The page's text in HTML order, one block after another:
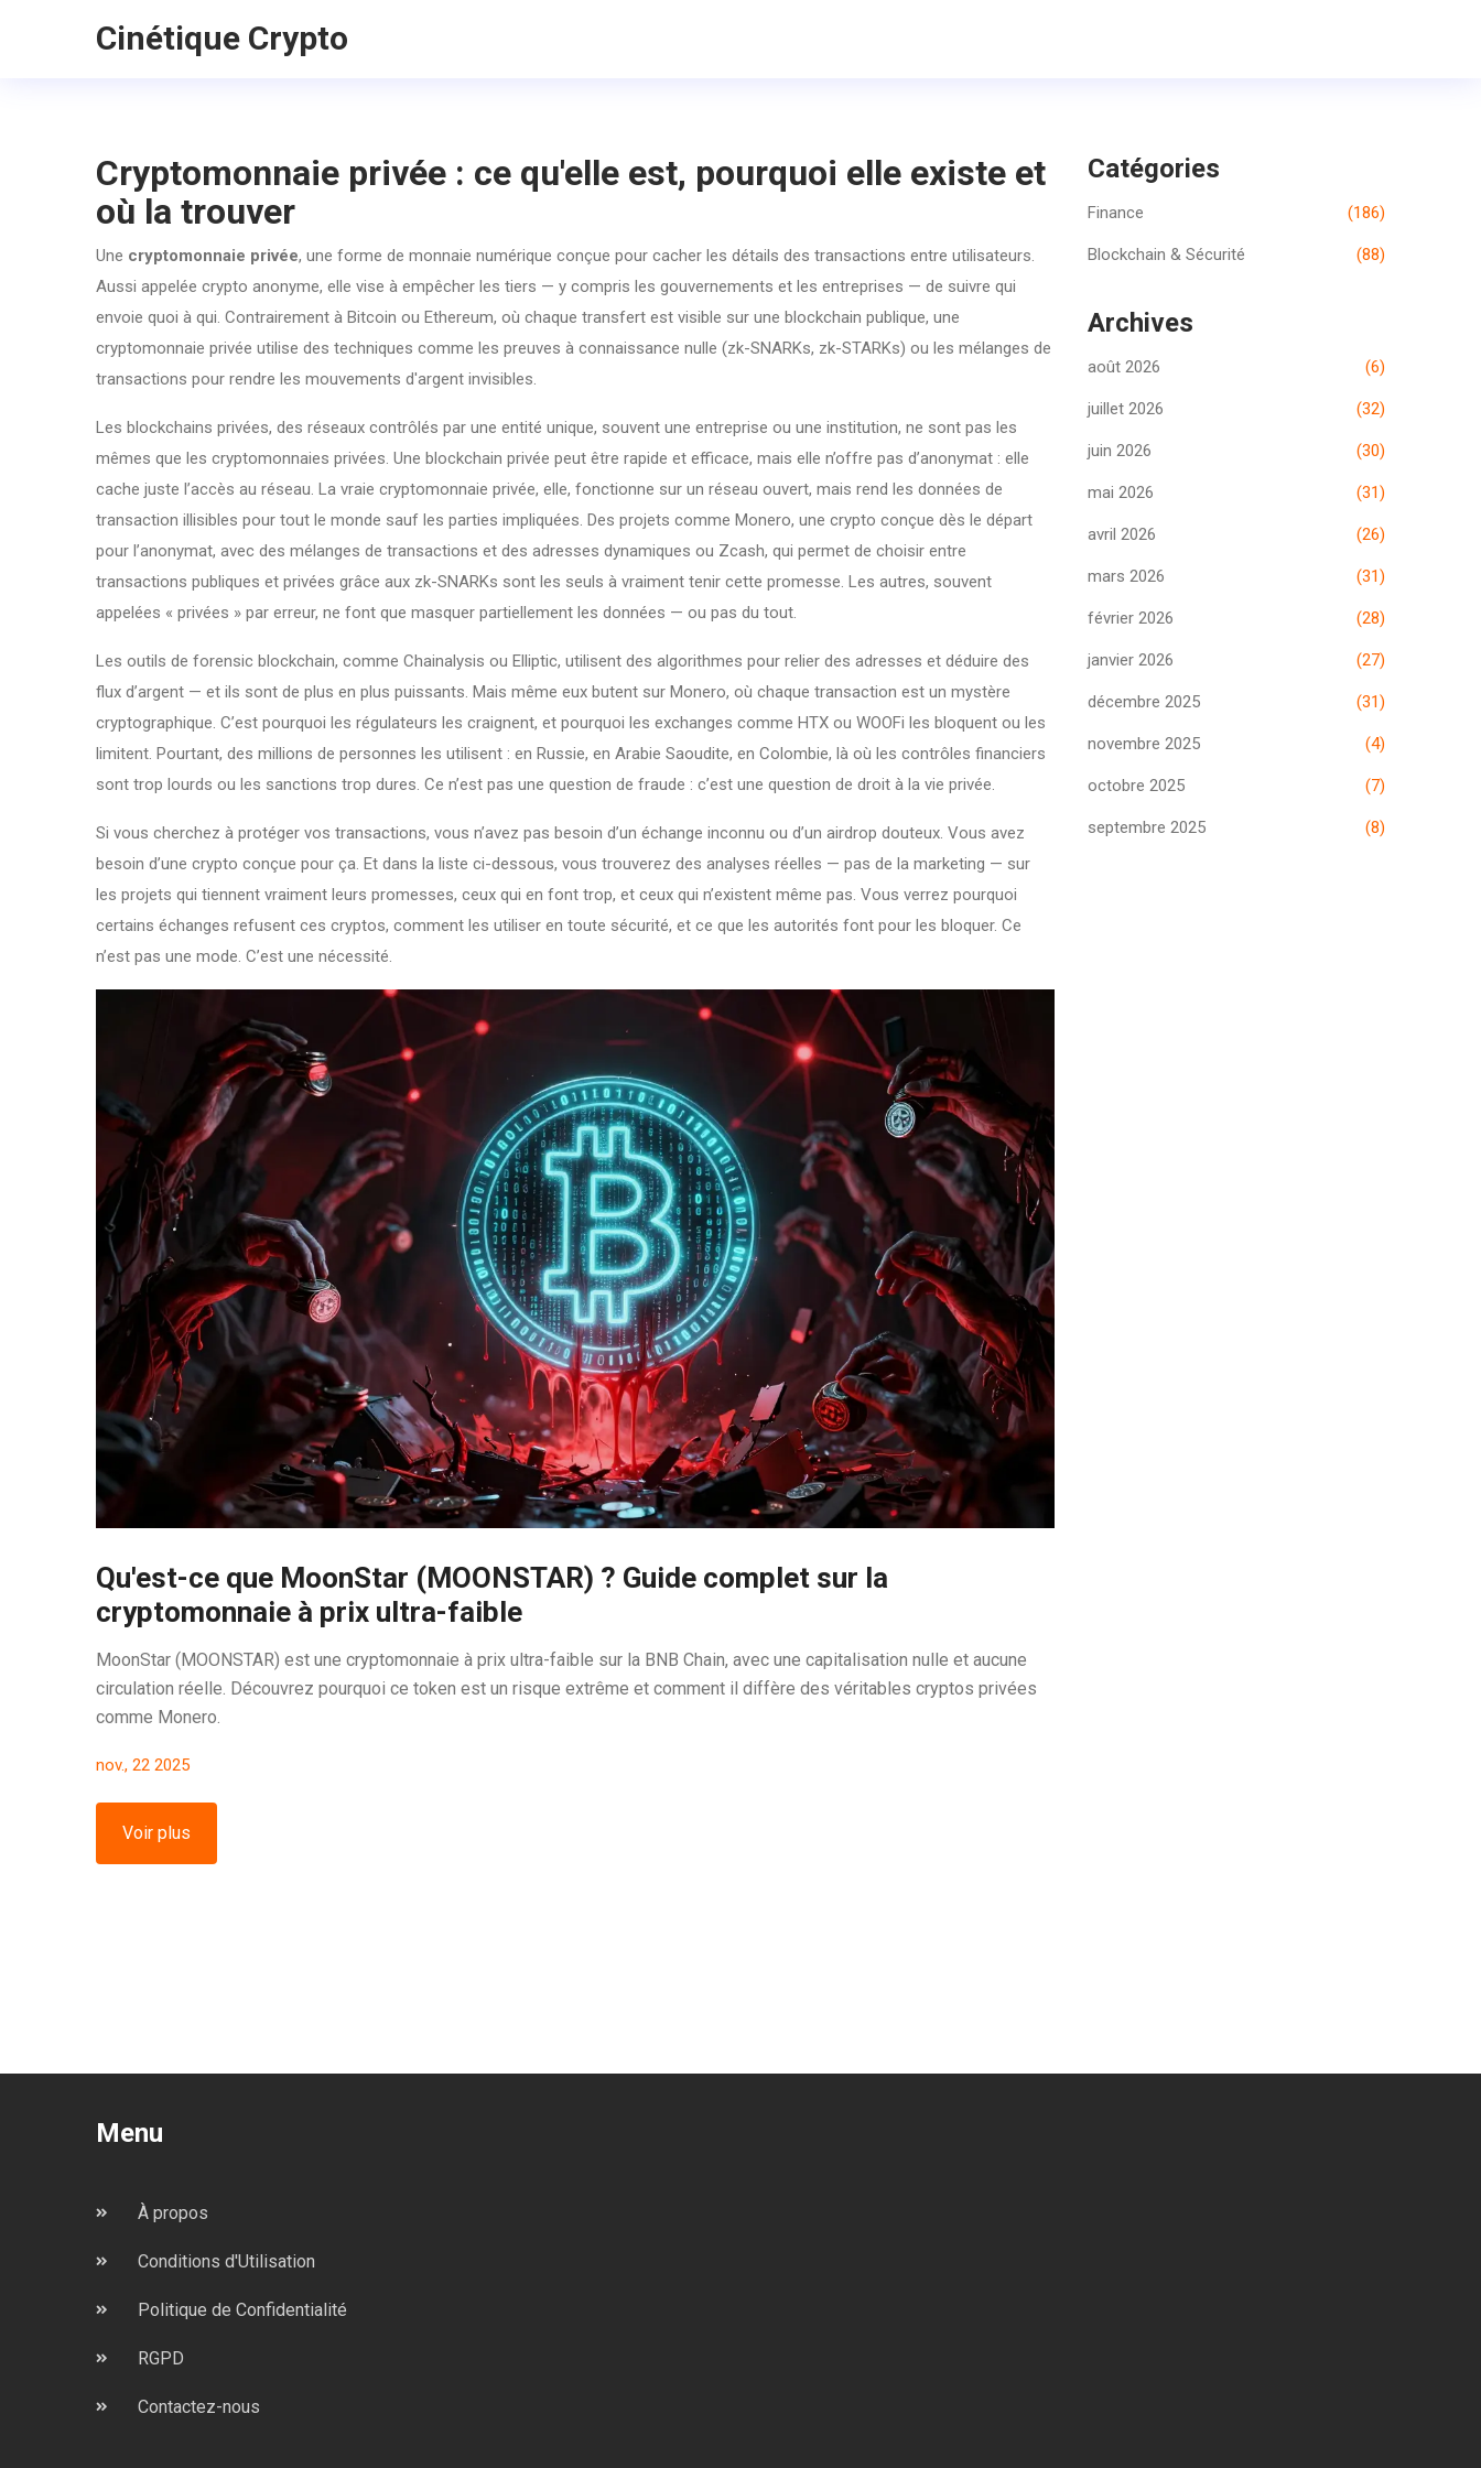
Cinétique Crypto
Cryptomonnaie privée : ce qu'elle est, pourquoi elle existe et
où la trouver
Une cryptomonnaie privée, une forme de monnaie numérique conçue pour cacher les détails des transactions entre utilisateurs.
Aussi appelée crypto anonyme, elle vise à empêcher les tiers — y compris les gouvernements et les entreprises — de suivre qui
envoie quoi à qui. Contrairement à Bitcoin ou Ethereum, où chaque transfert est visible sur une blockchain publique, une
cryptomonnaie privée utilise des techniques comme les preuves à connaissance nulle (zk-SNARKs, zk-STARKs) ou les mélanges de
transactions pour rendre les mouvements d'argent invisibles.
Les blockchains privées, des réseaux contrôlés par une entité unique, souvent une entreprise ou une institution, ne sont pas les
mêmes que les cryptomonnaies privées. Une blockchain privée peut être rapide et efficace, mais elle n’offre pas d’anonymat : elle
cache juste l’accès au réseau. La vraie cryptomonnaie privée, elle, fonctionne sur un réseau ouvert, mais rend les données de
transaction illisibles pour tout le monde sauf les parties impliquées. Des projets comme Monero, une crypto conçue dès le départ
pour l’anonymat, avec des mélanges de transactions et des adresses dynamiques ou Zcash, qui permet de choisir entre
transactions publiques et privées grâce aux zk-SNARKs sont les seuls à vraiment tenir cette promesse. Les autres, souvent
appelées « privées » par erreur, ne font que masquer partiellement les données — ou pas du tout.
Les outils de forensic blockchain, comme Chainalysis ou Elliptic, utilisent des algorithmes pour relier des adresses et déduire des
flux d’argent — et ils sont de plus en plus puissants. Mais même eux butent sur Monero, où chaque transaction est un mystère
cryptographique. C’est pourquoi les régulateurs les craignent, et pourquoi les exchanges comme HTX ou WOOFi les bloquent ou les
limitent. Pourtant, des millions de personnes les utilisent : en Russie, en Arabie Saoudite, en Colombie, là où les contrôles financiers
sont trop lourds ou les sanctions trop dures. Ce n’est pas une question de fraude : c’est une question de droit à la vie privée.
Si vous cherchez à protéger vos transactions, vous n’avez pas besoin d’un échange inconnu ou d’un airdrop douteux. Vous avez
besoin d’une crypto conçue pour ça. Et dans la liste ci-dessous, vous trouverez des analyses réelles — pas de la marketing — sur
les projets qui tiennent vraiment leurs promesses, ceux qui en font trop, et ceux qui n’existent même pas. Vous verrez pourquoi
certains échanges refusent ces cryptos, comment les utiliser en toute sécurité, et ce que les autorités font pour les bloquer. Ce
n’est pas une mode. C’est une nécessité.
Qu'est-ce que MoonStar (MOONSTAR) ? Guide complet sur la
cryptomonnaie à prix ultra-faible
MoonStar (MOONSTAR) est une cryptomonnaie à prix ultra-faible sur la BNB Chain, avec une capitalisation nulle et aucune
circulation réelle. Découvrez pourquoi ce token est un risque extrême et comment il diffère des véritables cryptos privées
comme Monero.
nov., 22 2025
Voir plus
Catégories
Finance (186)
Blockchain & Sécurité (88)
Archives
août 2026 (6)
juillet 2026 (32)
juin 2026 (30)
mai 2026 (31)
avril 2026 (26)
mars 2026 (31)
février 2026 (28)
janvier 2026 (27)
décembre 2025 (31)
novembre 2025 (4)
octobre 2025 (7)
septembre 2025 (8)
Menu
À propos
Conditions d'Utilisation
Politique de Confidentialité
RGPD
Contactez-nous